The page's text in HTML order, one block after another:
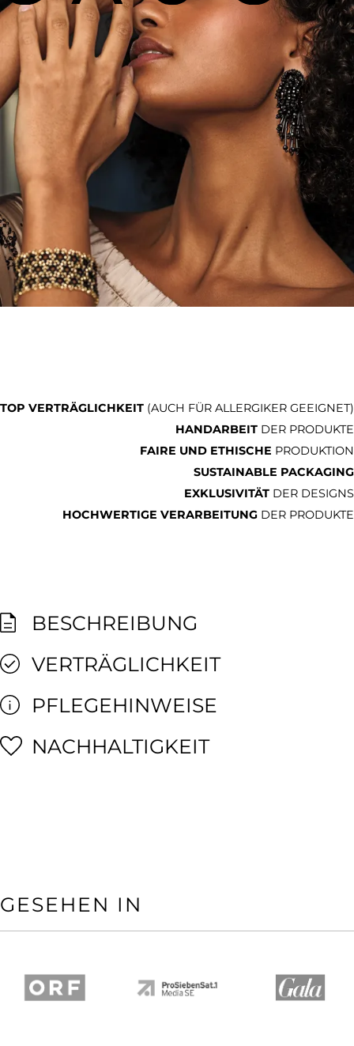
TOP VERTRÄGLICHKEIT (AUCH FÜR ALLERGIKER GEEIGNET)
HANDARBEIT DER PRODUKTE
FAIRE UND ETHISCHE PRODUKTION
SUSTAINABLE PACKAGING
EXKLUSIVITÄT DER DESIGNS
HOCHWERTIGE VERARBEITUNG DER PRODUKTE
BESCHREIBUNG
VERTRÄGLICHKEIT
PFLEGEHINWEISE
NACHHALTIGKEIT
GESEHEN IN